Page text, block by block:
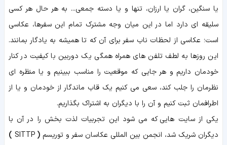
یا سنگین، گران یا ارزان، تنها و یا دسته جمعی... به هر حال هر کسی
سلیقه ای دارد اما در این میان وجه مشترک تمام این سفرها، عکاسی
است؛ عکاسی از لحظات ناب سفر برای آن که تا همیشه به یادگار بمانند.
این روزها به لطف تلفن های همراه همگی یک دوربین با کیفیت در کنار
خودمان داریم و هر جایی که موقعیت را مناسب ببینیم و یا منظره ای
نظرمان را جلب کند، سعی می کنیم یک قاب ماندگار از خودمان و یا از
اطرافمان ثبت کنیم و آن را با دیگران به اشتراک بگذاریم.
یکی از سایت هایی که می شود این تجربیات لذت بخش را در آن با
دیگران شریک شد، انجمن بین المللی عکاسان سفر و توریسم (
SITTP
)